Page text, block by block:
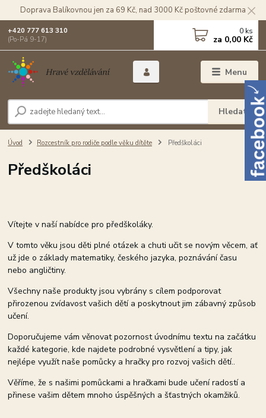
Doprava Balíkovnou jen za 69 Kč, nad 3000 Kč poštovné zdarma
Menu
Hledat
+420 777 613 310
(Po-Pá 9-17)
0 ks
za 0,00 Kč
Úvod Rozcestník pro rodiče podle věku dítěte Předškoláci
Předškoláci
Vítejte v naší nabídce pro předškoláky.
V tomto věku jsou děti plné otázek a chuti učit se novým věcem, ať
už jde o základy matematiky, českého jazyka, poznávání času
nebo angličtiny.
Všechny naše produkty jsou vybrány s cílem podporovat
přirozenou zvídavost vašich dětí a poskytnout jim zábavný způsob
učení.
Doporučujeme vám věnovat pozornost úvodnímu textu na začátku
každé kategorie, kde najdete podrobné vysvětlení a tipy, jak
nejlépe využít naše pomůcky a hračky pro rozvoj vašich dětí..
Věříme, že s našimi pomůckami a hračkami bude učení radostí a
přinese vašim dětem mnoho úspěšných a šťastných okamžiků.